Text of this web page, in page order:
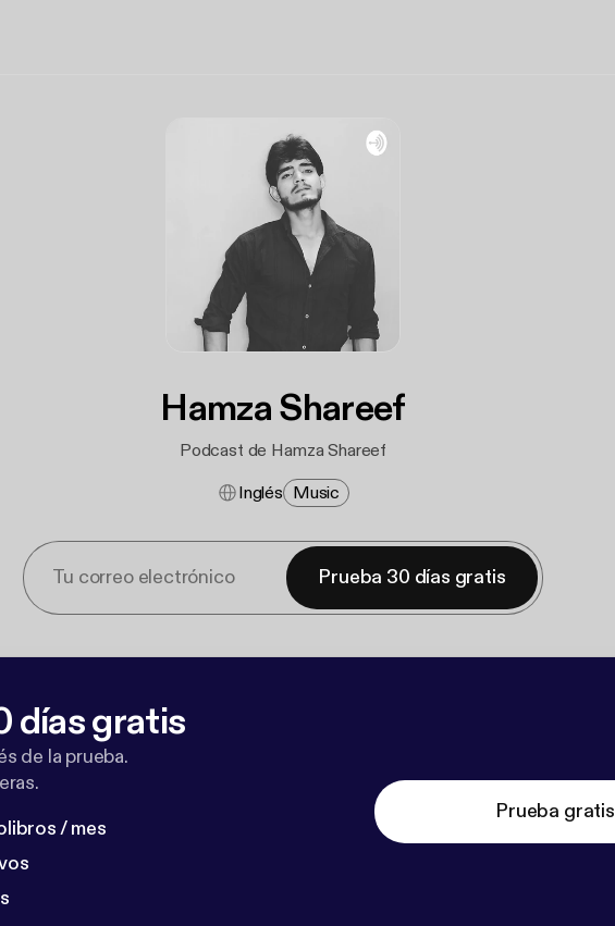
Hamza Shareef
Podcast de Hamza Shareef
Inglés Music
Prueba 30 días gratis
días gratis
de la prueba.
/ mes
Prueba gratis